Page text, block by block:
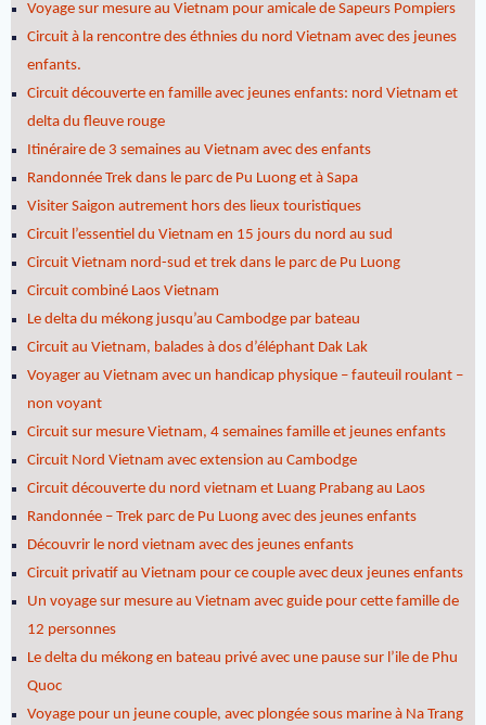
Voyage sur mesure au Vietnam pour amicale de Sapeurs Pompiers
Circuit à la rencontre des éthnies du nord Vietnam avec des jeunes
enfants.
Circuit découverte en famille avec jeunes enfants: nord Vietnam et
delta du fleuve rouge
Itinéraire de 3 semaines au Vietnam avec des enfants
Randonnée Trek dans le parc de Pu Luong et à Sapa
Visiter Saigon autrement hors des lieux touristiques
Circuit l’essentiel du Vietnam en 15 jours du nord au sud
Circuit Vietnam nord-sud et trek dans le parc de Pu Luong
Circuit combiné Laos Vietnam
Le delta du mékong jusqu’au Cambodge par bateau
Circuit au Vietnam, balades à dos d’éléphant Dak Lak
Voyager au Vietnam avec un handicap physique – fauteuil roulant –
non voyant
Circuit sur mesure Vietnam, 4 semaines famille et jeunes enfants
Circuit Nord Vietnam avec extension au Cambodge
Circuit découverte du nord vietnam et Luang Prabang au Laos
Randonnée – Trek parc de Pu Luong avec des jeunes enfants
Découvrir le nord vietnam avec des jeunes enfants
Circuit privatif au Vietnam pour ce couple avec deux jeunes enfants
Un voyage sur mesure au Vietnam avec guide pour cette famille de
12 personnes
Le delta du mékong en bateau privé avec une pause sur l’ile de Phu
Quoc
Voyage pour un jeune couple, avec plongée sous marine à Na Trang